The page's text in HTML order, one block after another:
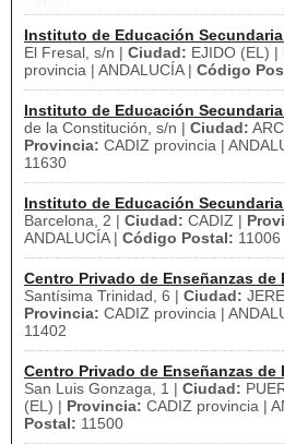
Instituto de Educación Secundaria
El Fresal, s/n | Ciudad: EJIDO (EL) |
provincia | ANDALUCÍA | Código
Instituto de Educación Secundaria
de la Constitución, s/n | Ciudad:
Provincia: CADIZ provincia |
11630
Instituto de Educación Secundaria
Barcelona, 2 | Ciudad: CADIZ |
ANDALUCÍA | Código Postal: 11006
Centro Privado de Enseñanzas de
Santísima Trinidad, 6 | Ciudad:
Provincia: CADIZ provincia |
11402
Centro Privado de Enseñanzas de
San Luis Gonzaga, 1 | Ciudad:
(EL) | Provincia: CADIZ provincia |
Postal: 11500